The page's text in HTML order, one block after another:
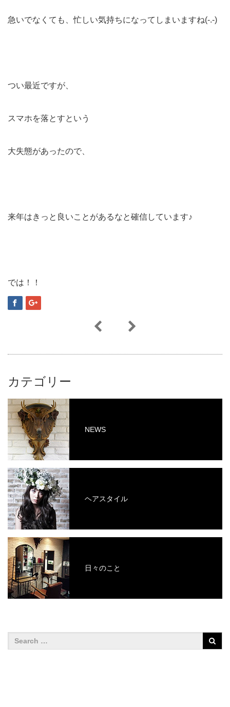
急いでなくても、忙しい気持ちになってしまいますね(-.-)
つい最近ですが、
スマホを落とすという
大失態があったので、
来年はきっと良いことがあるなと確信しています♪
では！！
カテゴリー
NEWS
ヘアスタイル
日々のこと